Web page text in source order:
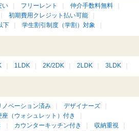
い フリーレント
仲介手数料無料
初期費用クレジット払い可能
下 学生割引制度（学割）対象
1LDK 2K/2DK 2LDK 3LDK
ノベーション済み
デザイナーズ
座（ウォシュレット）付き
カウンターキッチン付き
収納重視